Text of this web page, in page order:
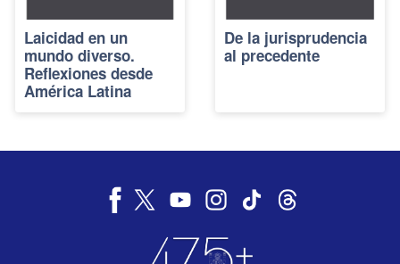
Laicidad en un
mundo diverso.
Reflexiones desde
América Latina
De la jurisprudencia
al precedente